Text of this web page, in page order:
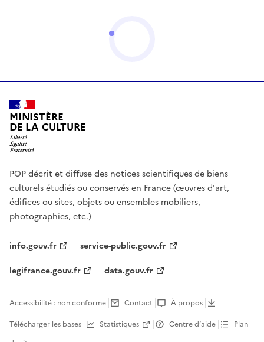
MINISTÈRE
DE LA CULTURE
POP décrit et diffuse des notices scientifiques de biens
culturels étudiés ou conservés en France (œuvres d'art,
édifices ou sites, objets ou ensembles mobiliers,
photographies, etc.)
info.gouv.fr
service-public.gouv.fr
legifrance.gouv.fr
data.gouv.fr
Accessibilité : non conforme Contact
À propos
Télécharger les bases
Statistiques Centre d’aide
Plan